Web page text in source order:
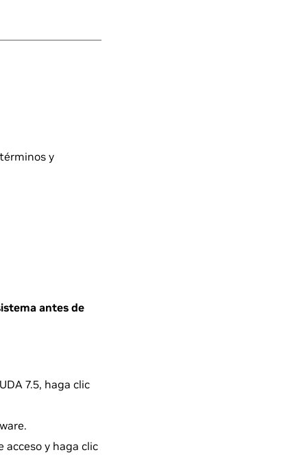
y
antes de
7.5, haga clic
acceso y haga clic